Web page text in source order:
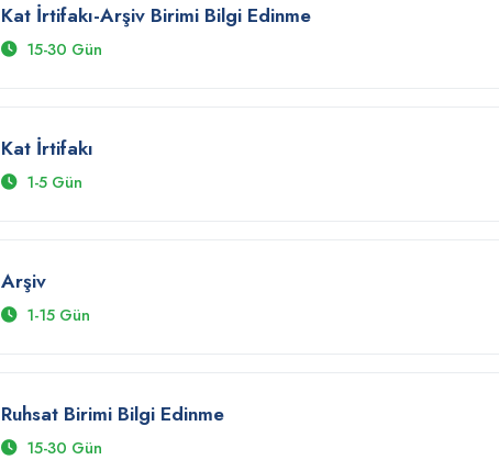
Kat İrtifakı-Arşiv Birimi Bilgi Edinme
15-30 Gün
Kat İrtifakı
1-5 Gün
Arşiv
1-15 Gün
Ruhsat Birimi Bilgi Edinme
15-30 Gün